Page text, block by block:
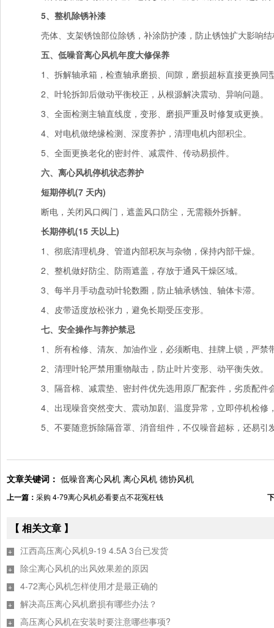
5、整机除锈补漆
壳体、支架锈蚀部位除锈，补涂防护漆，防止锈蚀扩大影响结
五、低噪音离心风机年度大修保养
1、拆解轴承箱，检查轴承磨损、间隙，磨损超标直接更换同
2、叶轮拆卸后做动平衡校正，从根源解决震动、异响问题。
3、全面检测主轴直线度，变形、磨损严重及时修复或更换。
4、对电机做绝缘检测、深度养护，清理电机内部积尘。
5、全面更换老化的密封件、减震件、传动易损件。
六、离心风机停机状态养护
短期停机(7 天内)
断电，关闭风口阀门，遮盖风口防尘，无需额外拆解。
长期停机(15 天以上)
1、彻底清理机身、管道内部积灰与杂物，保持内部干燥。
2、整机做好防尘、防雨遮盖，存放于通风干燥区域。
3、每半月手动盘动叶轮数圈，防止轴承锈蚀、轴体卡滞。
4、皮带适度放松张力，避免长期受压变形。
七、安全操作与养护禁忌
1、所有检修、清灰、加油作业，必须断电、挂牌上锁，严禁
2、清理叶轮严禁用重物敲击，防止叶片变形、动平衡失效。
3、隔音棉、减震垫、密封件优先选用原厂配套件，劣质配件
4、出现噪音突然变大、震动加剧、温度异常，立即停机检修
5、不要随意拆除隔音罩、消音组件，不仅噪音超标，还易引
文章关键词： 低噪音离心风机 离心风机 德协风机
上一篇： 采购 4-79离心风机必看要点不花冤枉钱
【 相关文章 】
江西高压离心风机9-19 4.5A 3台已发货
除尘离心风机的出风效果差的原因
4-72离心风机怎样使用才是最正确的
解决高压离心风机磨损有哪些办法？
高压离心风机在安装时要注意哪些事项?